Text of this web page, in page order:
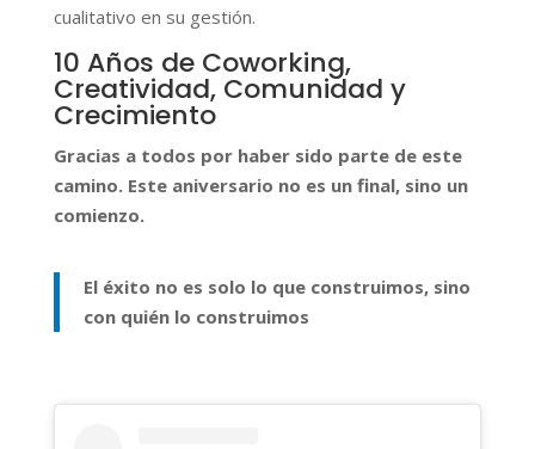
cualitativo en su gestión.
10 Años de Coworking,
Creatividad, Comunidad y
Crecimiento
Gracias a todos por haber sido parte de este
camino. Este aniversario no es un final, sino un
comienzo.
El éxito no es solo lo que construimos, sino
con quién lo construimos